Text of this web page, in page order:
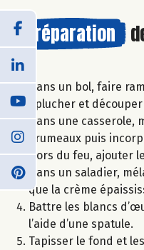
Préparation
Dans un bol, faire
Éplucher et
Dans une casserole,
grumeaux puis
Hors du feu, ajouter
Dans un saladier,
que la crème
Battre les blancs
l’aide d’une spatule.
Tapisser le fond et